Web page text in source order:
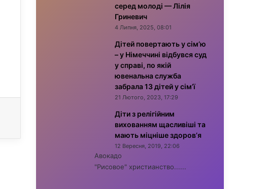
серед молоді — Лілія
Гриневич
4 Липня, 2025, 08:01
Дітей повертають у сім’ю
– у Німеччині відбувся суд
у справі, по якій
ювенальна служба
забрала 13 дітей у сім’ї
21 Лютого, 2023, 17:29
Діти з релігійним
вихованням щасливіші та
мають міцніше здоров’я
12 Вересня, 2019, 22:06
Авокадо
"Рисовое" христианство......